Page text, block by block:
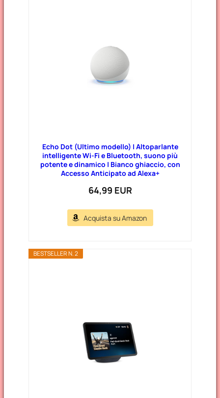
Echo Dot (Ultimo modello) | Altoparlante
intelligente Wi-Fi e Bluetooth, suono più
potente e dinamico | Bianco ghiaccio, con
Accesso Anticipato ad Alexa+
64,99 EUR
Acquista su Amazon
BESTSELLER N. 2